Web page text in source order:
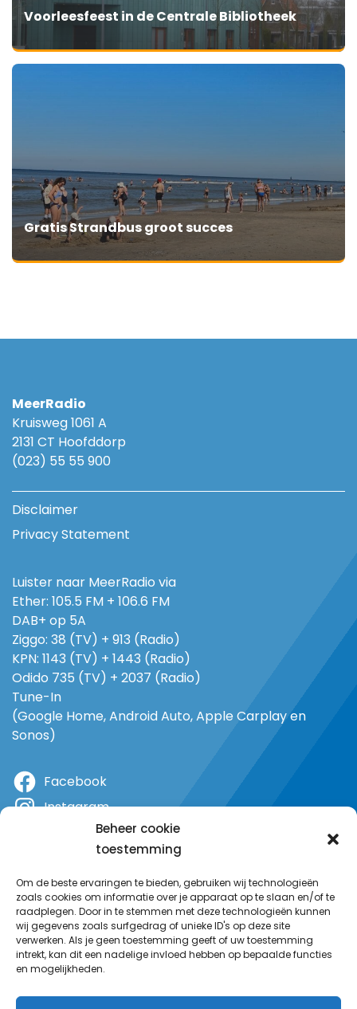
Beheer cookie
toestemming
Om de beste ervaringen te bieden, gebruiken wij technologieën
zoals cookies om informatie over je apparaat op te slaan en/of te
raadplegen. Door in te stemmen met deze technologieën kunnen
wij gegevens zoals surfgedrag of unieke ID's op deze site
verwerken. Als je geen toestemming geeft of uw toestemming
intrekt, kan dit een nadelige invloed hebben op bepaalde functies
en mogelijkheden.
Voorleesfeest in de Centrale Bibliotheek
Gratis Strandbus groot succes
MeerRadio
Kruisweg 1061 A
2131 CT Hoofddorp
(023) 55 55 900
Disclaimer
Privacy Statement
Luister naar MeerRadio via
Ether: 105.5 FM + 106.6 FM
DAB+ op 5A
Ziggo: 38 (TV) + 913 (Radio)
KPN: 1143 (TV) + 1443 (Radio)
Odido 735 (TV) + 2037 (Radio)
Tune-In
(Google Home, Android Auto, Apple Carplay en
Sonos)
Facebook
Instagram
YouTube